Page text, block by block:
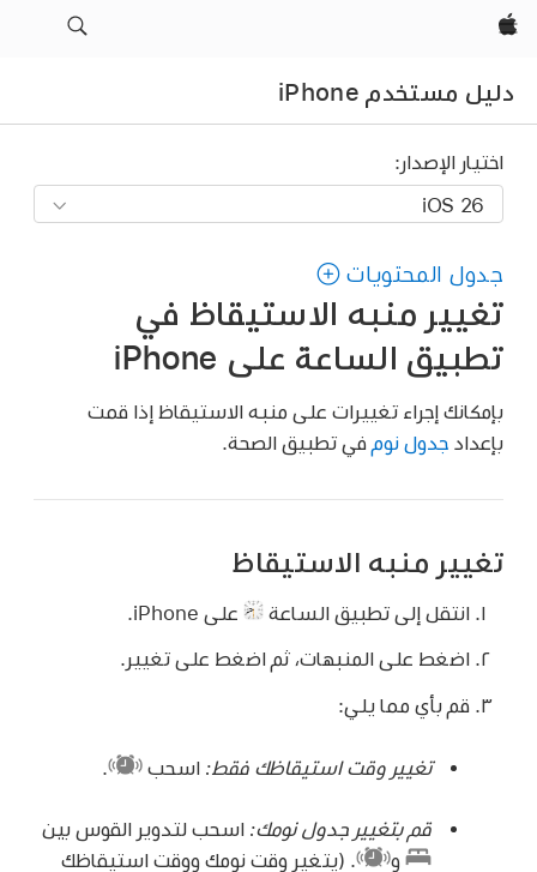
Apple‏
دليل مستخدم iPhone
اختيار الإصدار:
جدول المحتويات
تغيير منبه الاستيقاظ في
تطبيق الساعة على iPhone
بإمكانك إجراء تغييرات على منبه الاستيقاظ إذا قمت
بإعداد جدول نوم في تطبيق الصحة.
تغيير منبه الاستيقاظ
انتقل إلى تطبيق الساعة على iPhone.
اضغط على المنبهات، ثم اضغط على تغيير.
قم بأي مما يلي:
تغيير وقت استيقاظك فقط: اسحب
قم بتغيير جدول نومك: اسحب لتدوير القوس بين
و
(يتغير وقت نومك ووقت استيقاظك